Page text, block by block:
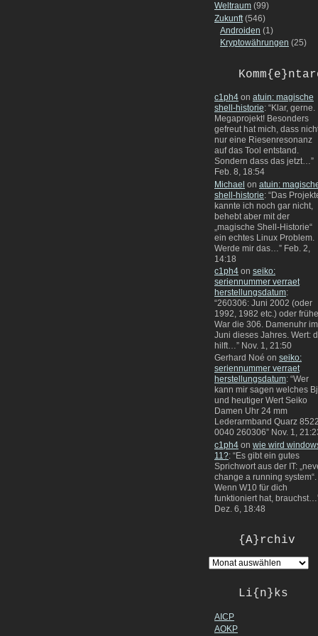
Weltraum (99)
Zukunft (546)
Androiden (1)
Kryptowährungen (25)
c1ph4 on atuin: magische
shell-historie: “Klar, gerne.
Megaprojekt! Besonders
gefreut hat mich, dass
nur eine Riesenresonanz
auf das Tool entstand.
Sondern dass das jetzt…”
Feb. 8, 18:54
Michael on atuin:
shell-historie: “Das
kannte ich noch gar nicht,
behebt aber mit der
„magische Shell-Historie“
ein echtes Linux Problem.
Werde mir das… ” Feb. 2,
14:18
c1ph4 on seiko:
seriennummer verraet
herstellungsdatum:
“260306: Juni 2002 (oder
1992, 1982 etc.) oder
War die 306. Damenuhr im
Juni dieses Jahres. Wert:
hilft…” Nov. 1, 21:50
Gerhard Noé on seiko:
seriennummer verraet
herstellungsdatum: “Wer
kann mir sagen welches
und heutiger Wert Seiko
Damen Uhr 24 mm
Lederarmband Quarz
0040 260306” Nov. 1,
c1ph4 on wie wird
11?: “Es gibt ein gutes
Sprichwort aus der IT:
change a running system“.
Wenn W10 für dich
funktioniert hat, brauchst…
Dez. 6, 18:48
{A}rchiv
Li{n}ks
AICP
AOKP